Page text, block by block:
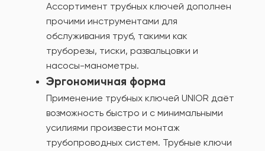
Ассортимент трубных ключей дополнен
прочими инструментами для
обслуживания труб, такими как
труборезы, тиски, развальцовки и
насосы-манометры.
Эргономичная форма
Применение трубных ключей UNIOR даёт
возможность быстро и с минимальными
усилиями произвести монтаж
трубопроводных систем. Трубные ключи